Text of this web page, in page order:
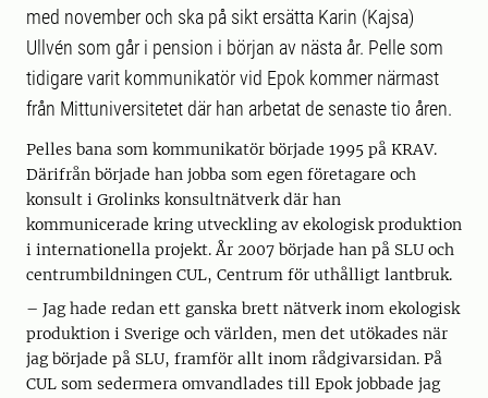
med november och ska på sikt ersätta Karin (Kajsa)
Ullvén som går i pension i början av nästa år. Pelle som
tidigare varit kommunikatör vid Epok kommer närmast
från Mittuniversitetet där han arbetat de senaste tio åren.
Pelles bana som kommunikatör började 1995 på KRAV.
Därifrån började han jobba som egen företagare och
konsult i Grolinks konsultnätverk där han
kommunicerade kring utveckling av ekologisk produktion
i internationella projekt. År 2007 började han på SLU och
centrumbildningen CUL, Centrum för uthålligt lantbruk.
– Jag hade redan ett ganska brett nätverk inom ekologisk
produktion i Sverige och världen, men det utökades när
jag började på SLU, framför allt inom rådgivarsidan. På
CUL som sedermera omvandlades till Epok jobbade jag